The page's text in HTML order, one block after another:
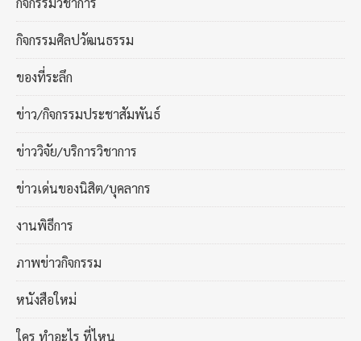
กิจกรรมศิลปวัฒนธรรม
ของที่ระลึก
ข่าว/กิจกรรมประชาสัมพันธ์
ข่าววิจัย/บริการวิชาการ
ข่าวเด่นของนิสิต/บุคลากร
งานพิธีการ
ภาพข่าวกิจกรรม
หนังสือใหม่
ใคร ทำอะไร ที่ไหน